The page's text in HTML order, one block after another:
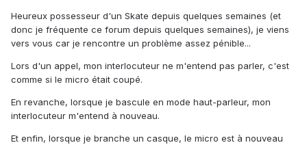
Heureux possesseur d'un Skate depuis quelques semaines (et
donc je fréquente ce forum depuis quelques semaines), je viens
vers vous car je rencontre un problème assez pénible...
Lors d'un appel, mon interlocuteur ne m'entend pas parler, c'est
comme si le micro était coupé.
En revanche, lorsque je bascule en mode haut-parleur, mon
interlocuteur m'entend à nouveau.
Et enfin, lorsque je branche un casque, le micro est à nouveau